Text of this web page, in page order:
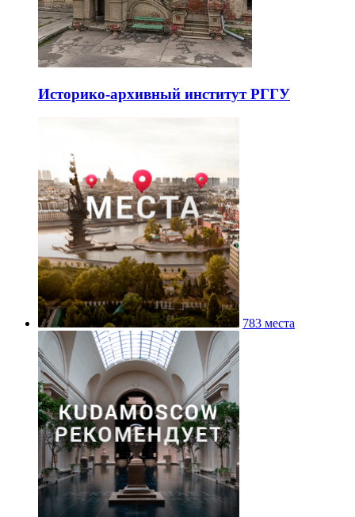
Историко-архивный институт РГГУ
783 места